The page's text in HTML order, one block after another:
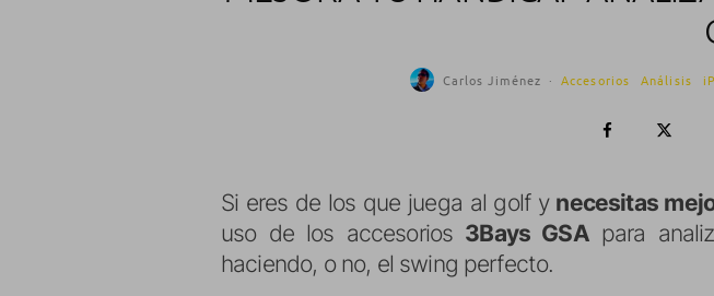
Carlos Jiménez · Accesorios Análisis
Si eres de los que juega al golf y necesitas
uso de los accesorios 3Bays GSApara
haciendo, o no, el swing perfecto.